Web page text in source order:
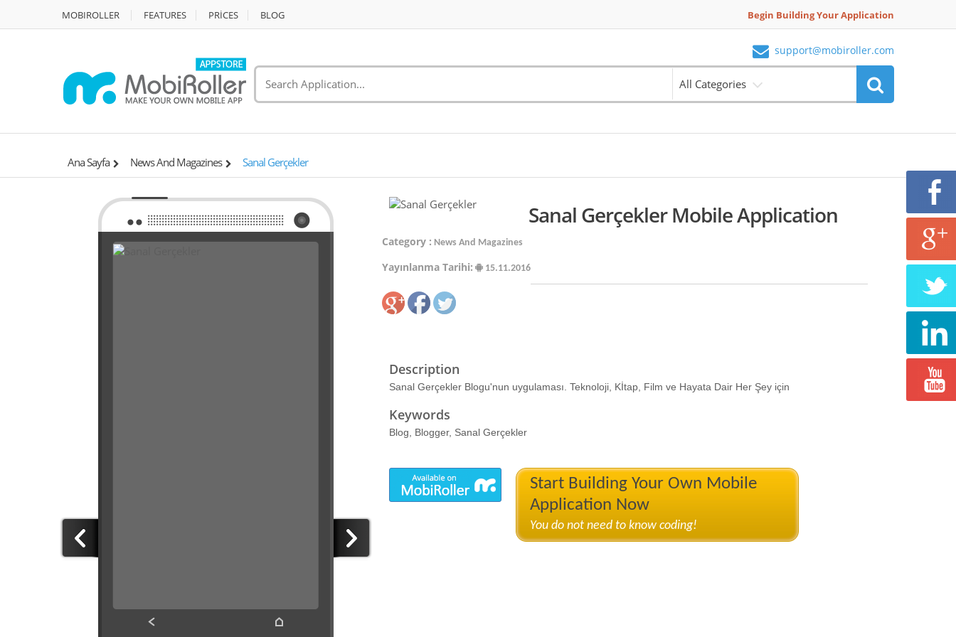
MOBIROLLER FEATURES PRİCES BLOG Begin Building Your Application
support@mobiroller.com
All Categories
Ana Sayfa News And Magazines Sanal Gerçekler
Sanal Gerçekler Mobile Application
Category : News And Magazines
Yayınlanma Tarihi: 15.11.2016
Description
Sanal Gerçekler Blogu'nun uygulaması. Teknoloji, Kİtap, Film ve Hayata Dair Her Şey için
Keywords
Blog, Blogger, Sanal Gerçekler
Start Building Your Own Mobile
Application Now
You do not need to know coding!